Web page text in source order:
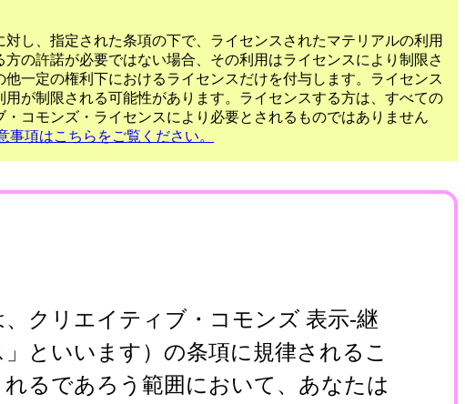
し、指定された条項の下で、ライセンスされたマテリアルの利用
の許諾が必要ではない場合、その利用はライセンスにより制限さ
一定の権利下におけるライセンスだけを付与します。ライセンス
が制限される可能性があります。ライセンスする方は、すべての
コモンズ・ライセンスにより必要とされるものではありません
項はこちらをご覧ください。
クリエイティブ・コモンズ 表示-継
といいます）の条項に規律されるこ
るであろう範囲において、あなたは